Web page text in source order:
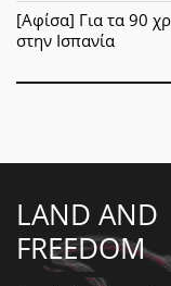
[Αφίσα] Για τα 90
στην Ισπανία
LAND AND
FREEDOM